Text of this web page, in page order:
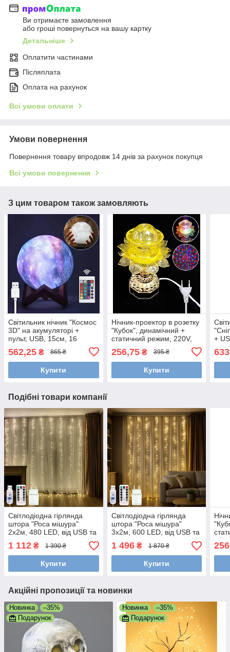
Ви отримаєте замовлення
або гроші повернуться на вашу картку
Детальніше
Оплатити частинами
Післяплата
Оплата на рахунок
Всі умови оплати
Умови повернення
Повернення товару впродовж 14 днів за рахунок покупця
Всі умови повернення
З цим товаром також замовляють
Світильник нічник "Космос
3D" на акумуляторі +
пульт, USB, 15см, 16
562,25 ₴ 865 ₴
Купити
Нічник-проектор в розетку
"Кубок", динамічний +
статичний режим, 220V,
256,75₴ 395 ₴
Купити
+
Подібні товари компанії
Світлодіодна гірлянда
штора "Роса мішура"
2x2м, 480 LED, від USB та
мережі, з пультом, 8
режимів, IP44, Теплий
білий
1 112 ₴ 1 390 ₴
Купити
Світлодіодна гірлянда
штора "Роса мішура"
3x2м, 600 LED, від USB та
мережі, з пультом, 8
режимів, IP44, Теплий
білий
1 496₴ 1 870 ₴
Купити
Акційні пропозиції та новинки
Новинка
–35%
Подарунок
Новинка
–35%
Подарунок